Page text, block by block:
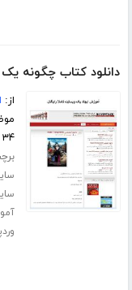
دانلود کتاب چگونه
از:
۳۴ صفحه